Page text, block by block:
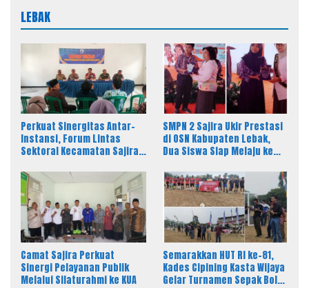
LEBAK
Perkuat Sinergitas Antar-
Instansi, Forum Lintas
Sektoral Kecamatan Sajira
SMPN 2 Sajira Ukir Prestasi
di OSN Kabupaten Lebak,
Dua Siswa Siap Melaju ke
Camat Sajira Perkuat
Sinergi Pelayanan Publik
Melalui Silaturahmi ke KUA
Semarakkan HUT RI ke-81,
Kades Cipining Kasta Wijaya
Gelar Turnamen Sepak Bola